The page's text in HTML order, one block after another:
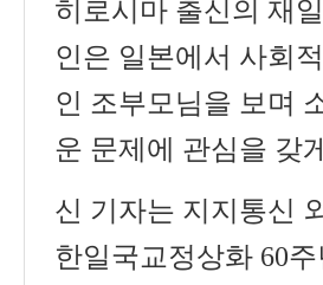
히로시마 출신의 재
인은 일본에서 사회
인 조부모님을 보며
운 문제에 관심을 갖
신 기자는 지지통신
한일국교정상화 60주